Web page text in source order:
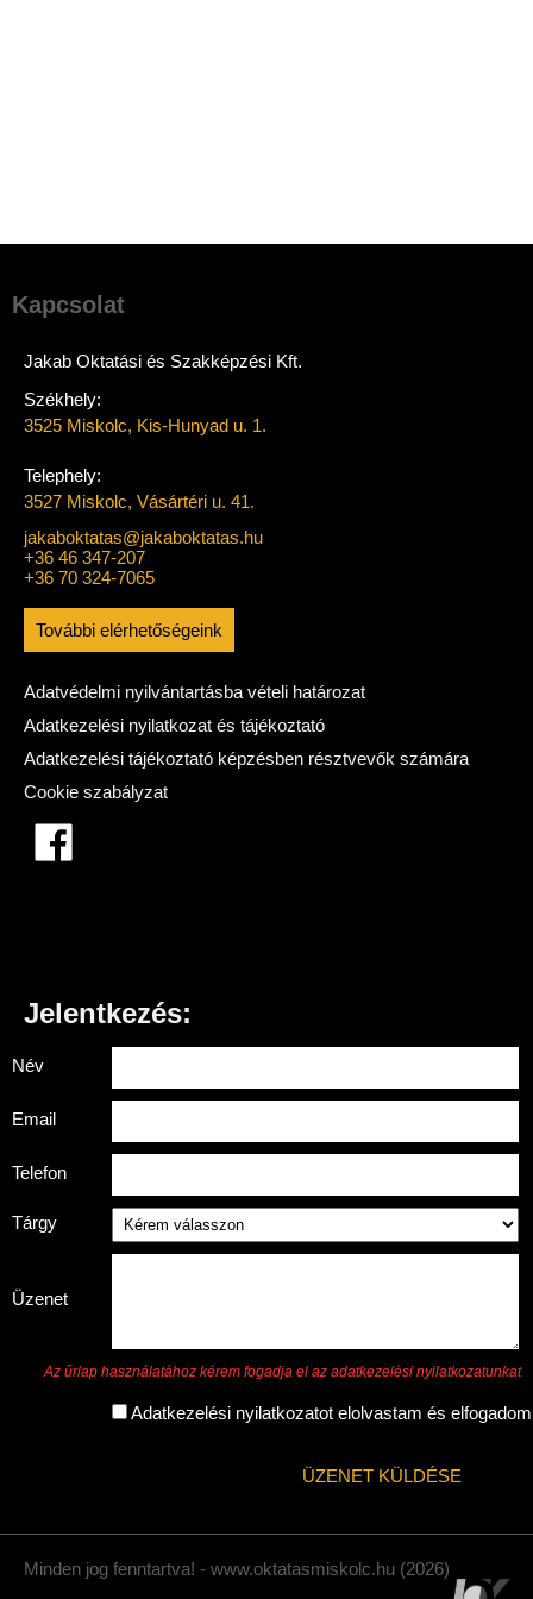
Kapcsolat
Jakab Oktatási és Szakképzési Kft.
Székhely:
3525 Miskolc, Kis-Hunyad u. 1.
Telephely:
3527 Miskolc, Vásártéri u. 41.
jakaboktatas@jakaboktatas.hu
+36 46 347-207
+36 70 324-7065
További elérhetőségeink
Adatvédelmi nyilvántartásba vételi határozat
Adatkezelési nyilatkozat és tájékoztató
Adatkezelési tájékoztató képzésben résztvevők számára
Cookie szabályzat
Jelentkezés:
Név
Email
Telefon
Tárgy
Üzenet
Az űrlap használatához kérem fogadja el az adatkezelési nyilatkozatunkat
Adatkezelési nyilatkozatot elolvastam és elfogadom
ÜZENET KÜLDÉSE
Minden jog fenntartva! - www.oktatasmiskolc.hu (2026)